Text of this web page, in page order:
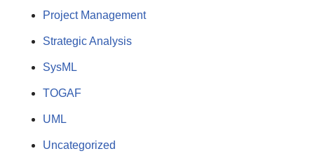
Project Management
Strategic Analysis
SysML
TOGAF
UML
Uncategorized